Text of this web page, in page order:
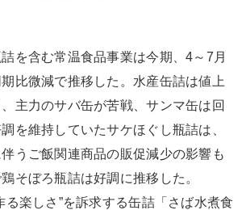
を含む常温食品事業は今期、4～7月
比微減で推移した。水産缶詰は値上
主力のサバ缶が苦戦、サンマ缶は回
を維持していたサケほぐし瓶詰は、
うご飯関連商品の販促減少の影響も
そぼろ瓶詰は好調に推移した。
る楽しさ”を訴求する缶詰「さば水煮食